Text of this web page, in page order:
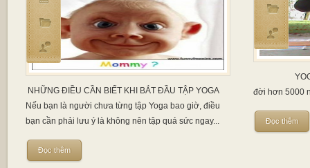
NHỮNG ĐIỀU CẦN BIẾT KHI BẮT ĐẦU TẬP YOGA
Nếu bạn là người chưa từng tập Yoga bao giờ, điều
bạn cần phải lưu ý là không nên tập quá sức ngay...
Đọc thêm
YOGA có
đời hơn 5000
Đọc thêm